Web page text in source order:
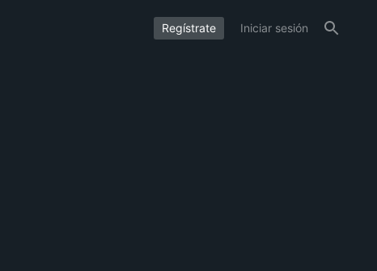
Regístrate Iniciar sesión